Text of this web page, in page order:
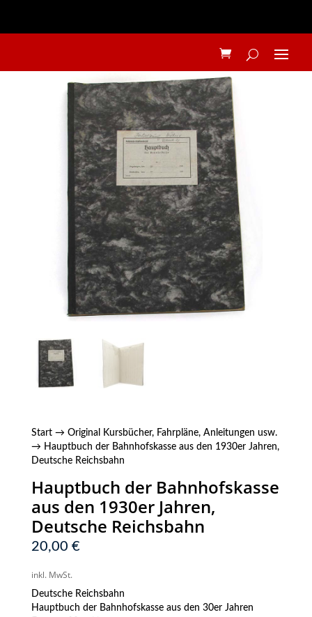
Start→ Original Kursbücher, Fahrpläne, Anleitungen usw.
→ Hauptbuch der Bahnhofskasse aus den 1930er Jahren,
Deutsche Reichsbahn
Hauptbuch der Bahnhofskasse
aus den 1930er Jahren,
Deutsche Reichsbahn
20,00 €
inkl. MwSt.
Deutsche Reichsbahn
Hauptbuch der Bahnhofskasse aus den 30er Jahren